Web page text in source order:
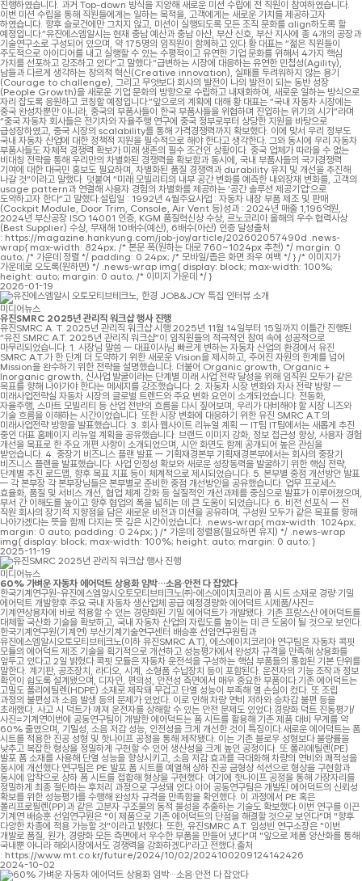
진행하였습니다. 과거 Top-down 방식을 지양해 새로운 미션 수립에 전 직원이 참여하였습니다.
이번 미션 수립을 통해 직원들에게는 일하는 목적을, 고객에게는 새로운 가치를 제공하고자
하였습니다. 향후 슬로건에만 그치지 않고, 미션이 실행되도록 모든 조직 문화를 align하도록 할
예정입니다.”유진에스엠알시는 현재 충남 예산과 충남 아산, 부산 신호, 부산 지사에 총 4개의 공장과
기술연구소로 구성되어 있으며, 약 175명의 임직원이 함께하고 있다.황 대표는 “젊은 직원들이
주도적으로 아이디어를 내고 실행할 수 있는 수평적이고 유연한 기업 문화를 위해서 4가지 핵심
가치를 선포하고 강조하고 있다”고 말했다.“급변하는 시장에 대응하는 유연한 민첩성(Agility),
남들과 다르게 생각하는 창의적 혁신(Creative innovation), 실패를 두려워하지 않는 용기
(Courage to challenge), 그리고 무엇보다 회사의 발전이 나의 발전이 되는 동반 성장
(People Growth)을 새로운 기업 문화의 방향으로 수립하고 내재화하여, 새로운 일하는 방식으로
자리 잡도록 응원하고 코칭할 예정입니다.”앞으로의 계획에 대해 황 대표는 “국내 자동차 시장에는
중국 완성차뿐만 아니라, 중국의 부품사들이 한국 부품사들을 위협하며 진입하는 위기의 시기”라며
“중국 자동차 회사들은 전기차와 자율주행 연구에 중국 정부로부터 상당한 지원을 바탕으로
급성장하였고, 중국 시장의 scalability를 통해 가격경쟁력까지 확보했다. 이에 맞서 우리 정부도
국내 자동차 산업에 대한 정책적 지원을 필수적으로 해야 한다고 생각한다. 그와 동시에 우리 자동차
부품사들도 자체적 경쟁력 확보가 미래 생존의 필수 조건인 상황이다. 중국 업체가 따라올 수 없는
비대칭 전략을 통해 우리만의 차별화된 경쟁력을 확보함과 동시에, 국내 부품사들의 국가경쟁력
기여에 대한 대국민 홍보도 필요하며, 차별화된 품질 경쟁력과 durability 유지 및 개선을 추진해
나갈 것”이라고 말했다. 덧붙여 “미래 모빌리티의 내부 공간 변화를 예측한 내외장재 변화를, 고객의
usage pattern과 연결해 사용자 경험의 차별화를 제공하는 ‘공간 솔루션 제공기업’으로
도약하고자 한다”고 말했다.설립일 : 1992년 4월주요사업 : 자동차 내장 부품 제조 및 판매
(Cockpit Module, Door Trim, Console, Air Vent 등)성과 : 2024년 매출 1,196억원,
2024년 부산공장 ISO 14001 인증, KGM 품질혁신상 수상, 르노코리아 올해의 우수 협력사상
(Best Supplier) 수상, 무재해 10배수(예산), 6배수(아산) 인증 달성출처
: https://magazine.hankyung.com/job-joy/article/202602057490d .news-
wrap{ max-width: 824px; /* 본문 폭(원하는 대로 760~1024px 추천) */ margin: 0
auto; /* 가운데 정렬 */ padding: 0 24px; /* 모바일/좁은 화면 좌우 여백 */ } /* 이미지가
가운데로 오도록(원하면) */ .news-wrap img{ display: block; max-width: 100%;
height: auto; margin: 0 auto; /* 이미지 가운데 */ }
2026-01-19
미디어뉴스
유진SMRC 2025년 관리직 워크샵 행사 진행
유진SMRC A. T. 2025년 관리직 워크샵 시행 2025년 11월 14일부터 15일까지 이틀간 진행된
“유진 SMRC A.T. 2025년 관리직 워크샵”이 임직원들의 적극적인 참여 속에 성공적으로
마무리되었습니다. 1. 사장님 말씀 — 대표이사님 빠르게 변하는 자동차 산업의 환경에서 유진
SMRC A.T.가 한 단계 더 도약하기 위한 새로운 Vision을 제시하고, 주어진 자원의 한계를 넘어
Mission을 완수하기 위한 전략을 설명했습니다. 더불어 Organic growth, Organic +
Inorganic growth, 신사업 발굴이라는 단계별 미래 사업 전략 달성을 위해 임직원 모두가 같은
목표를 향해 나아가야 한다는 메세지를 강조했습니다. 2. 자동차 시장 변화와 자사 전략 방향 —
미래사업전략실 자동차 시장의 글로벌 트렌드와 주요 변화 요인이 소개되었습니다. 전동화,
자율주행, 스마트 모빌리티 등 산업 전반의 흐름을 다시 짚어보며, 우리가 대비해야 할 시장 니즈와
기술 흐름을 이해하는 시간이었습니다. 또한 시장 변화에 대응하기 위한 유진 SMRC A.T.의
미래사업전략 방향을 발표했습니다. 3. 회사 웹사이트 리뉴얼 계획 — IT팀 IT팀에서는 새롭게 추진
중인 대표 홈페이지 리뉴얼 계획을 공유했습니다. 브랜드 이미지 강화, 정보 접근성 향상, 사용자 경험
개선을 목표로 한 주요 개편 사항이 소개되었으며, 시안 화면도 함께 공개되어 높은 관심을
받았습니다. 4. 중장기 비즈니스 플랜 발표 — 기획재경본부 기획재경본부에서는 회사의 중장기
비즈니스 플랜을 발표했습니다. 사업 안정성 확보와 새로운 성장동력을 발굴하기 위한 핵심 전략,
단계별 추진 로드맵, 향후 목표 지표 등이 체계적으로 제시되었습니다. 5. 본부별 중점 개선방안 발표
— 각 본부장 각 본부장님들은 본부별로 준비한 중점 개선방안을 공유했습니다. 업무 프로세스
효율화, 품질 및 서비스 개선, 협업 체계 강화 등 실질적인 개선과제를 중심으로 발표가 이루어졌으며,
부서 간 이해도를 높이고 향후 협업의 폭을 넓히는 데 큰 도움이 되었습니다. 6. 비전 선포식 — 전
직원 회사의 장기적 지향점을 담은 새로운 비전과 미션을 공유하며, 구성원 모두가 같은 목표를 향해
나아가겠다는 뜻을 함께 다지는 뜻 깊은 시간이었습니다. .news-wrap{ max-width: 1024px;
margin: 0 auto; padding: 0 24px; } /* 가운데 정렬용(필요하면 유지) */ .news-wrap
img{ display: block; max-width: 100%; height: auto; margin: 0 auto; }
2025-11-19
미디어뉴스
60% 가벼운 자동차 에어덕트 상용화 임박…소음·안전 다 잡았다
한국기계연구원-유진에스엠알시오토모티브테크노㈜-에스에이치코리아 폼 시트 소재로 경량·기밀
에어덕트 개발향후 주요 국내 자동차 생산업체 공급 예정경량화 에어덕트 시제품/사진=
기계연상용차에 바로 적용할 수 있는 경량화된 기밀 에어덕트가 개발됐다. 기존 프랑스산 에어덕트를
대체할 국산화 기술을 확보하고, 국내 자동차 산업의 자립도를 높이는 데 큰 도움이 될 것으로 보인다.
한국기계연구원(기계연) 부산기계기술연구센터 배승훈 선임연구원팀과
유진에스엠알시오토모티브테크노(이하 유진SMRC A.T), 에스에이치코리아 연구팀은 자동차 콕핏
모듈의 에어덕트 제조 기술을 획기적으로 개선하고 성능평가에서 완성차 규격을 만족해 상용화를
앞두고 있다고 2일 밝혔다.콕핏 모듈은 자동차 운전석을 구성하는 핵심 부품들의 통합된 기본 단위를
말한다. 계기판, 공조장치, 라디오, 시계, 소형품 수납장치 등이 포함된다. 운전자의 기능 조작과 정보
확인이 쉽도록 설계됐으며, 디자인, 편의성, 안전성 측면에서 매우 중요한 부품이다.기존 에어덕트는
고밀도 폴리에틸렌(HDPE) 소재로 제작돼 무겁고 단열 성능이 부족해 열 손실이 컸다. 또 조립
과정의 불편성과 소음 발생 등의 문제가 있었다. 이로 인해 차량 연비 저하와 승차감 불편 등을
초래했다. 사고 시 덕트가 깨져 운전자를 상해할 수 있는 안전 문제도 있었다.경량화 덕트 진동평가/
사진=기계연이번에 공동연구팀이 개발한 에어덕트는 폼 시트를 활용해 기존 제품 대비 무게를 약
60% 줄였으며, 기밀성, 소음 저감 성능, 안전성을 크게 개선한 것이 특징이다.새로운 에어덕트는 폼
시트를 적용한 진공 성형 및 핫나이프 공정을 통해 제작됐다. 이는 기존 블로우 성형보다 불량률을
낮추고 복잡한 형상을 정밀하게 구현할 수 있어 생산성을 크게 높인 공정이다. 또 폴리에틸렌(PE)
발포 폼 소재를 사용해 단열 성능을 향상시키고, 소음 저감 효과를 극대화해 차량의 연비와 쾌적성을
동시에 개선했다.연구팀은 PE 발포 폼 시트를 예열해 상하 진공 금형상 석션으로 형상을 구현함과
동시에 압착으로 상하 폼 시트를 접합해 형상을 구현했다. 여기에 핫나이프 공정을 통해 가장자리를
정밀하게 최종 절단하는 후처리 과정으로 구성돼 있다.이어 공동연구팀은 개발된 에어덕트의 신뢰성
확보를 위한 성능평가를 수행해 완성차 규격을 만족함을 확인했다. 이 과정에서 PE 혹은
폴리프로필렌(PP)과 같은 고분자 구조물의 동적 물성을 추출하는 기술도 확보했다.이번 연구를 이끈
기계연 배승훈 선임연구원은 "이 제품으로 기존 에어덕트의 단점을 해결할 것으로 보인다"며 "향후
다양한 차종에 적용 가능할 것"이라고 밝혔다. 또한, 유진SMRC A.T. 임성빈 연구소장은 "이번
개발로 품질, 원가, 경량화 모든 측면에서 우수한 부품을 만들어 냈다"며 "앞으로 제품 양산화를 통해
국내뿐 아니라 해외시장에서도 경쟁력을 강화하겠다"라고 전했다.출처
: https://www.mt.co.kr/future/2024/10/02/2024100209124142426
2024-10-02